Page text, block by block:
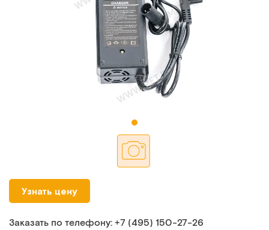
Узнать цену
Заказать по телефону:+7 (495) 150‑27‑26